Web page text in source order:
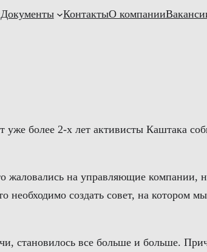
Документы КонтактыО компании
уже более 2-х лет активисты Каштака
на управляющие компании,
создать совет, на котором
становилось все больше и больше.